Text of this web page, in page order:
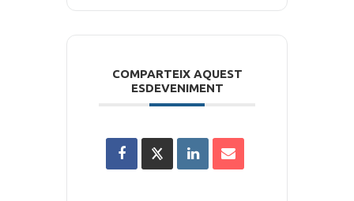
COMPARTEIX AQUEST
ESDEVENIMENT